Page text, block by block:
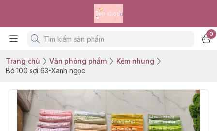
0
Trang chủ Văn phòng phẩm
Kẽm nhung
Bó 100 sợi 63-Xanh ngọc